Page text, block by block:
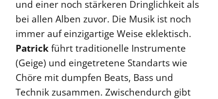
und einer noch stärkeren Dringlichkeit als
bei allen Alben zuvor. Die Musik ist noch
immer auf einzigartige Weise eklektisch.
Patrickführt traditionelle Instrumente
(Geige) und eingetretene Standarts wie
Chöre mit dumpfen Beats, Bass und
Technik zusammen. Zwischendurch gibt